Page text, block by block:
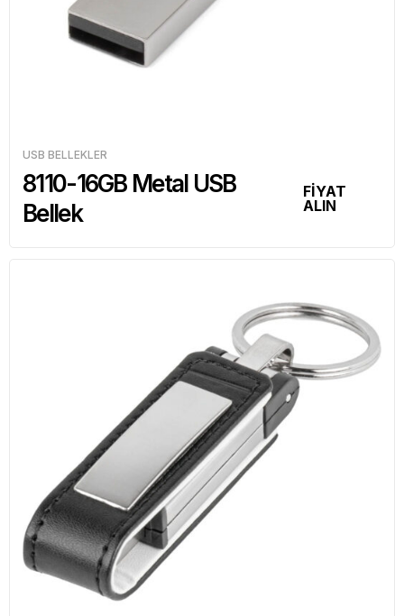
USB BELLEKLER
8110-16GB Metal USB
Bellek
FİYAT
ALIN